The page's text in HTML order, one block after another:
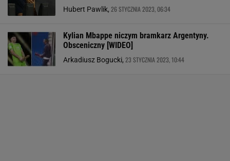
Hubert Pawlik, 26 STYCZNIA 2023, 06:34
Kylian Mbappe niczym bramkarz Argentyny.
Obsceniczny [WIDEO]
Arkadiusz Bogucki, 23 STYCZNIA 2023, 10:44